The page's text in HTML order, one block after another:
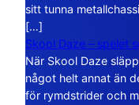
sitt tunna
[…]
Skool Daze – spelet
När Skool Daze
något helt annat än
för rymdstrider och